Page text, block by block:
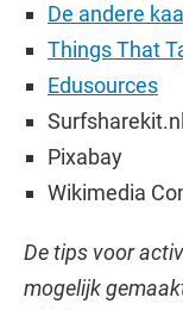
De andere
Things That
Edusources
Surfsharekit.nl
Pixabay
Wikimedia
De tips voor
mogelijk